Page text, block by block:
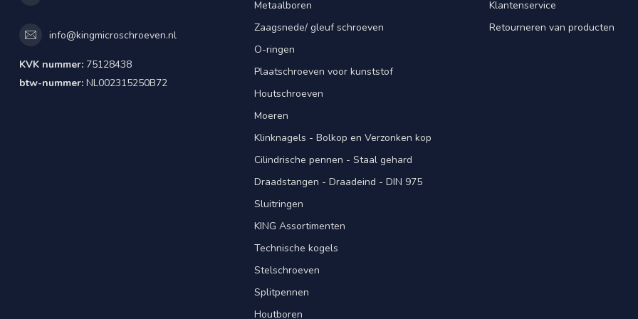
info@kingmicroschroeven.nl
KVK nummer: 75128438
btw-nummer: NL002315250B72
Metaalboren
Zaagsnede/ gleuf schroeven
O-ringen
Plaatschroeven voor kunststof
Houtschroeven
Moeren
Klinknagels - Bolkop en Verzonken kop
Cilindrische pennen - Staal gehard
Draadstangen - Draadeind - DIN 975
Sluitringen
KING Assortimenten
Technische kogels
Stelschroeven
Splitpennen
Houtboren
Klantenservice
Retourneren van producten